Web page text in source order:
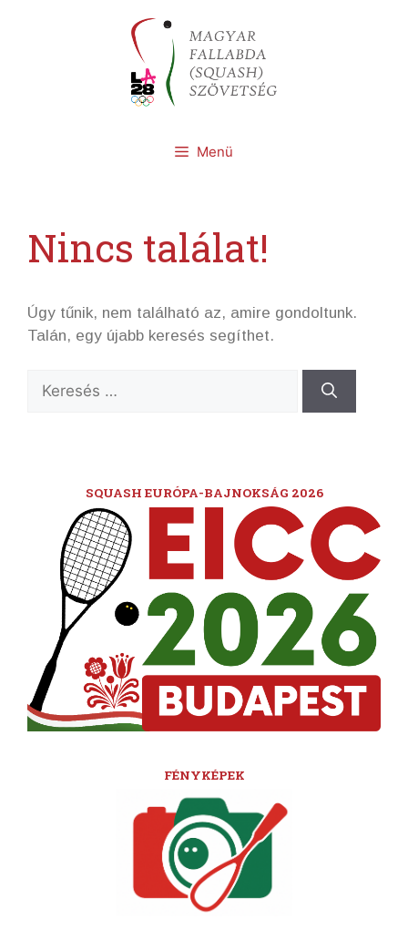
Menü
Nincs találat!
Úgy tűnik, nem található az, amire gondoltunk.
Talán, egy újabb keresés segíthet.
Keresés:
SQUASH EURÓPA-BAJNOKSÁG 2026
FÉNYKÉPEK